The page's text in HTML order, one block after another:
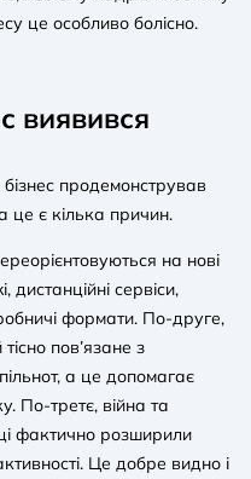
це особливо болісно.
виявився
продемонстрував
це є кілька причин.
на нові
сервіси,
формати. По-друге,
пов’язане з
а це допомагає
По-третє, війна та
фактично розширили
Це добре видно і